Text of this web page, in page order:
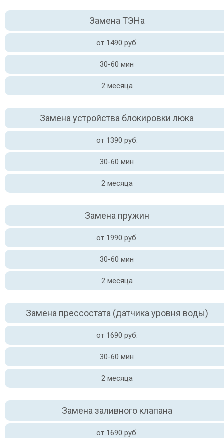
Замена ТЭНа
от 1490 руб.
30-60 мин
2 месяца
Замена устройства блокировки люка
от 1390 руб.
30-60 мин
2 месяца
Замена пружин
от 1990 руб.
30-60 мин
2 месяца
Замена прессостата (датчика уровня воды)
от 1690 руб.
30-60 мин
2 месяца
Замена заливного клапана
от 1690 руб.